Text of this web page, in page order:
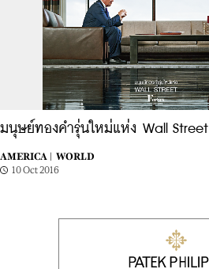
มนุษย์ทองคำรุ่นใหม่แห่ง Wall Street
AMERICA |
WORLD
10 Oct 2016